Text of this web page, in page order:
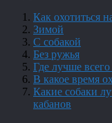
Как охотиться
Зимой
С собакой
Без ружья
Где лучше всего
В какое время
Какие собаки
кабанов